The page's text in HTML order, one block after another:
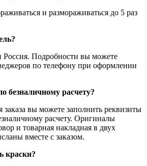
и размораживаться до 5 раз
Подробности вы можете
по телефону при оформлении
безналичному расчету?
вы можете заполнить реквизиты
расчету. Оригиналы
и товарная накладная в двух
вместе с заказом.
краски?